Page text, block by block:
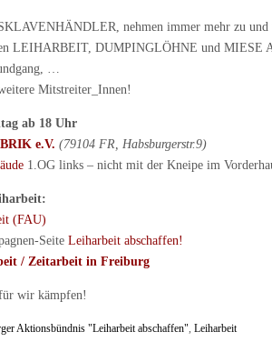
nehmen immer mehr zu und
LEIHARBEIT, DUMPINGLÖHNE und MIESE
…
Mitstreiter_Innen!
ab 18 Uhr
e.V. (79104 FR, Habsburgerstr.9)
1.OG links – nicht mit der Kneipe im
(FAU)
Seite Leiharbeit abschaffen!
/ Zeitarbeit in Freiburg
wir kämpfen!
Aktionsbündnis "Leiharbeit abschaffen" Leiharbeit